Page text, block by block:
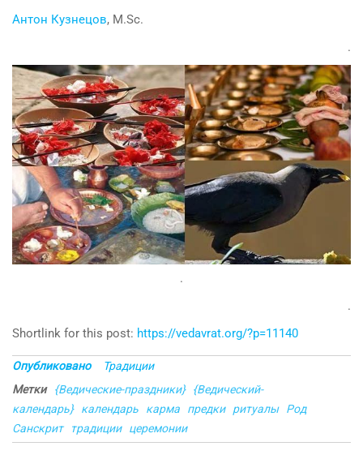
Антон Кузнецов, M.Sc.
.
.
.
Shortlink for this post: https://vedavrat.org/?p=11140
Опубликовано
Традиции
Метки
{Ведические-праздники}
{Ведический-
календарь}
календарь карма предки ритуалы
Род
Санскрит
традиции церемонии